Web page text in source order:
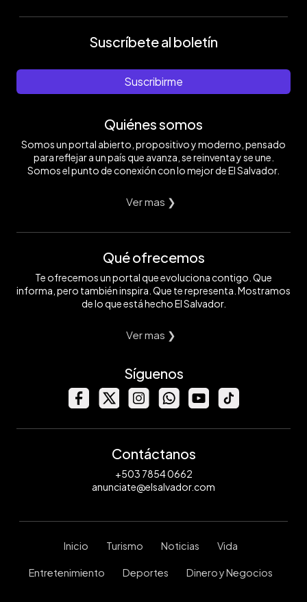
Suscríbete al boletín
Suscribirme
Quiénes somos
Somos un portal abierto, propositivo y moderno, pensado
para reflejar a un país que avanza, se reinventa y se une.
Somos el punto de conexión con lo mejor de El Salvador.
Ver mas ❯
Qué ofrecemos
Te ofrecemos un portal que evoluciona contigo. Que
informa, pero también inspira. Que te representa. Mostramos
de lo que está hecho El Salvador.
Ver mas ❯
Síguenos
Contáctanos
+503 7854 0662
anunciate@elsalvador.com
Inicio Turismo Noticias Vida
Entretenimiento Deportes Dinero y Negocios